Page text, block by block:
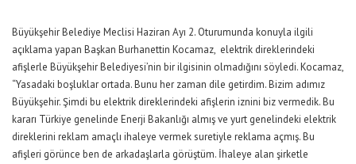
Büyükşehir Belediye Meclisi Haziran Ayı 2. Oturumunda konuyla ilgili
açıklama yapan Başkan Burhanettin Kocamaz, elektrik direklerindeki
afişlerle Büyükşehir Belediyesi’nin bir ilgisinin olmadığını söyledi. Kocamaz,
“Yasadaki boşluklar ortada. Bunu her zaman dile getirdim. Bizim adımız
Büyükşehir. Şimdi bu elektrik direklerindeki afişlerin iznini biz vermedik. Bu
kararı Türkiye genelinde Enerji Bakanlığı almış ve yurt genelindeki elektrik
direklerini reklam amaçlı ihaleye vermek suretiyle reklama açmış. Bu
afişleri görünce ben de arkadaşlarla görüştüm. İhaleye alan şirketle